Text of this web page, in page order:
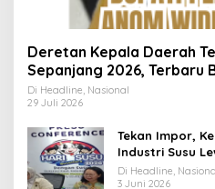
Deretan Kepala Daerah
Sepanjang 2026, Terbaru
Widiyantoro
Di Headline, Nasional
29 Juli 2026
Tekan Impor,
Industri Susu
Nusantara 2026
Di Headline,
3 Juni 2026